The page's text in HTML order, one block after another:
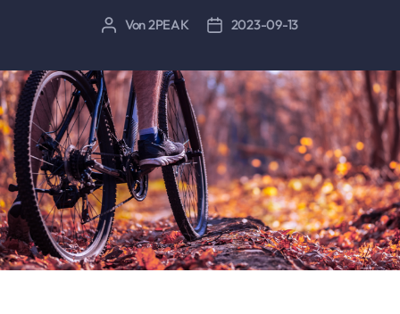
Beitragsautor
Von2PEAK Beitragsdatum
2023-09-13